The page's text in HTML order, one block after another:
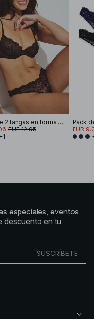
Pack de 2 tangas en forma de V
EUR 12.95
+1
EUR
especiales, eventos
descuento en tu
SUSCRÍBETE